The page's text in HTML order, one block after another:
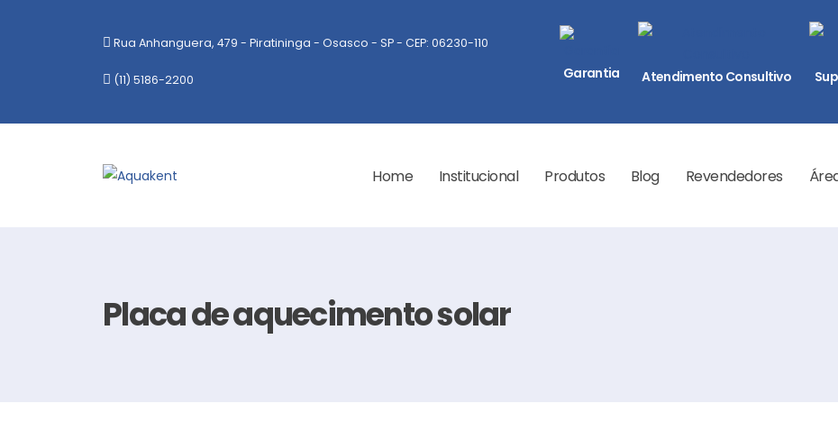
Rua Anhanguera, 479 - Piratininga - Osasco - SP - CEP: 06230-110
(11) 5186-2200 Garantia Atendimento Consultivo
Home Institucional Produtos Blog Revendedores
Placa de aquecimento solar